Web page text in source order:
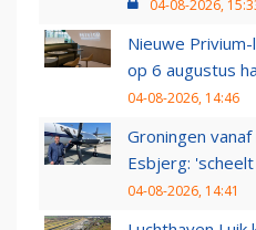
04-08-2026,
Nieuwe
op 6 augustus
04-08-2026, 14:46
Groningen
Esbjerg:
04-08-2026, 14:41